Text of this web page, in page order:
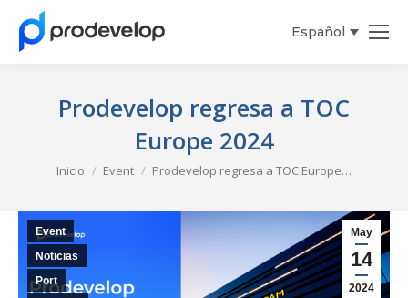
Español
Prodevelop regresa a TOC
Europe 2024
Estás aquí:
Inicio Event Prodevelop regresa a TOC Europe…
May
14
2024
Event
Noticias
Port